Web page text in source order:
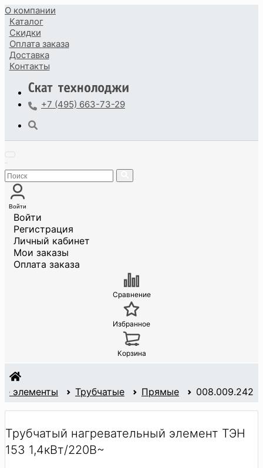
О компании
Каталог
Скидки
Оплата заказа
Доставка
Контакты
+7 (495) 663-73-29
Войти
Войти
Регистрация
Личный кабинет
Мои заказы
Оплата заказа
Сравнение
Избранное
Корзина
элементы Трубчатые Прямые 008.009.242
Трубчатый нагревательный элемент ТЭН
153 1,4кВт/220В~